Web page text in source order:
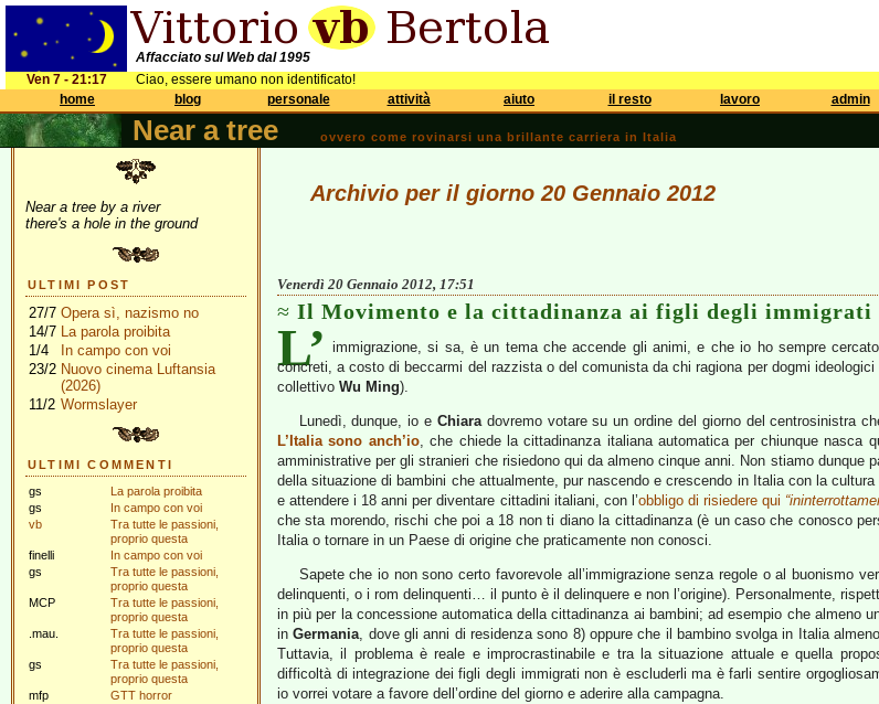
Affacciato sul Web dal 1995
Ven 7 - 21:17
Ciao, essere umano non identificato!
home
blog personale attività aiuto il resto lavoro admin
Near a tree ovvero come rovinarsi una brillante carriera in Italia
Near a tree by a river
there's a hole in the ground
ULTIMI POST
27/7 Opera sì, nazismo no
14/7 La parola proibita
1/4
In campo con voi
23/2 Nuovo cinema Luftansia
(2026)
11/2 Wormslayer
ULTIMI COMMENTI
gs
La parola proibita
gs
In campo con voi
vb
Tra tutte le passioni,
proprio questa
finelli
In campo con voi
gs
Tra tutte le passioni,
proprio questa
MCP
Tra tutte le passioni,
proprio questa
.mau.
Tra tutte le passioni,
proprio questa
gs
Tra tutte le passioni,
proprio questa
mfp
GTT horror
Archivio per il giorno 20 Gennaio 2012
Venerdì 20 Gennaio 2012, 17:51
Il Movimento e la cittadinanza ai figli degli immigrati
L’ immigrazione, si sa, è un tema che accende gli animi, e che io ho sempre
concreti, a costo di beccarmi del razzista o del comunista da chi ragiona per dogmi
collettivo Wu Ming).
Lunedì, dunque, io e Chiara dovremo votare su un ordine del giorno del centrosinistra
L’Italia sono anch’io, che chiede la cittadinanza italiana automatica per chiunque
amministrative per gli stranieri che risiedono qui da almeno cinque anni. Non stiamo dunque
della situazione di bambini che attualmente, pur nascendo e crescendo in Italia con la
e attendere i 18 anni per diventare cittadini italiani, con l’obbligo di risiedere qui
che sta morendo, rischi che poi a 18 non ti diano la cittadinanza (è un caso che conosco
Italia o tornare in un Paese di origine che praticamente non conosci.
Sapete che io non sono certo favorevole all’immigrazione senza regole o al buonismo
delinquenti, o i rom delinquenti… il punto è il delinquere e non l’origine). Personalmente,
in più per la concessione automatica della cittadinanza ai bambini; ad esempio che almeno
inGermania, dove gli anni di residenza sono 8) oppure che il bambino svolga in Italia
Tuttavia, il problema è reale e improcrastinabile e tra la situazione attuale e quella
difficoltà di integrazione dei figli degli immigrati non è escluderli ma è farli sentire
io vorrei votare a favore dell’ordine del giorno e aderire alla campagna.